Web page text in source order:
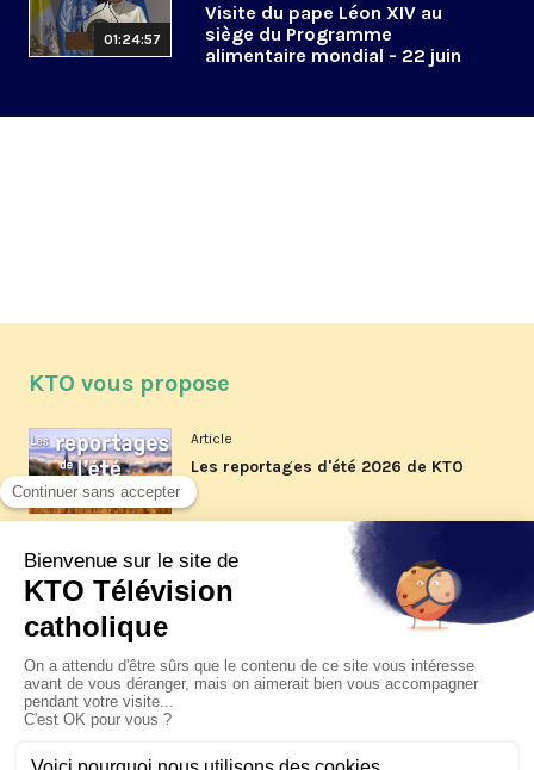
01:24:57
Visite du pape Léon XIV au
siège du Programme
alimentaire mondial - 22 juin
KTO vous propose
Article
Les reportages d'été 2026 de KTO
La visite pastorale du pape Léon
XIV à Assise à suivre sur KTO le
Article
Le pape en Uruguay, Argentine et